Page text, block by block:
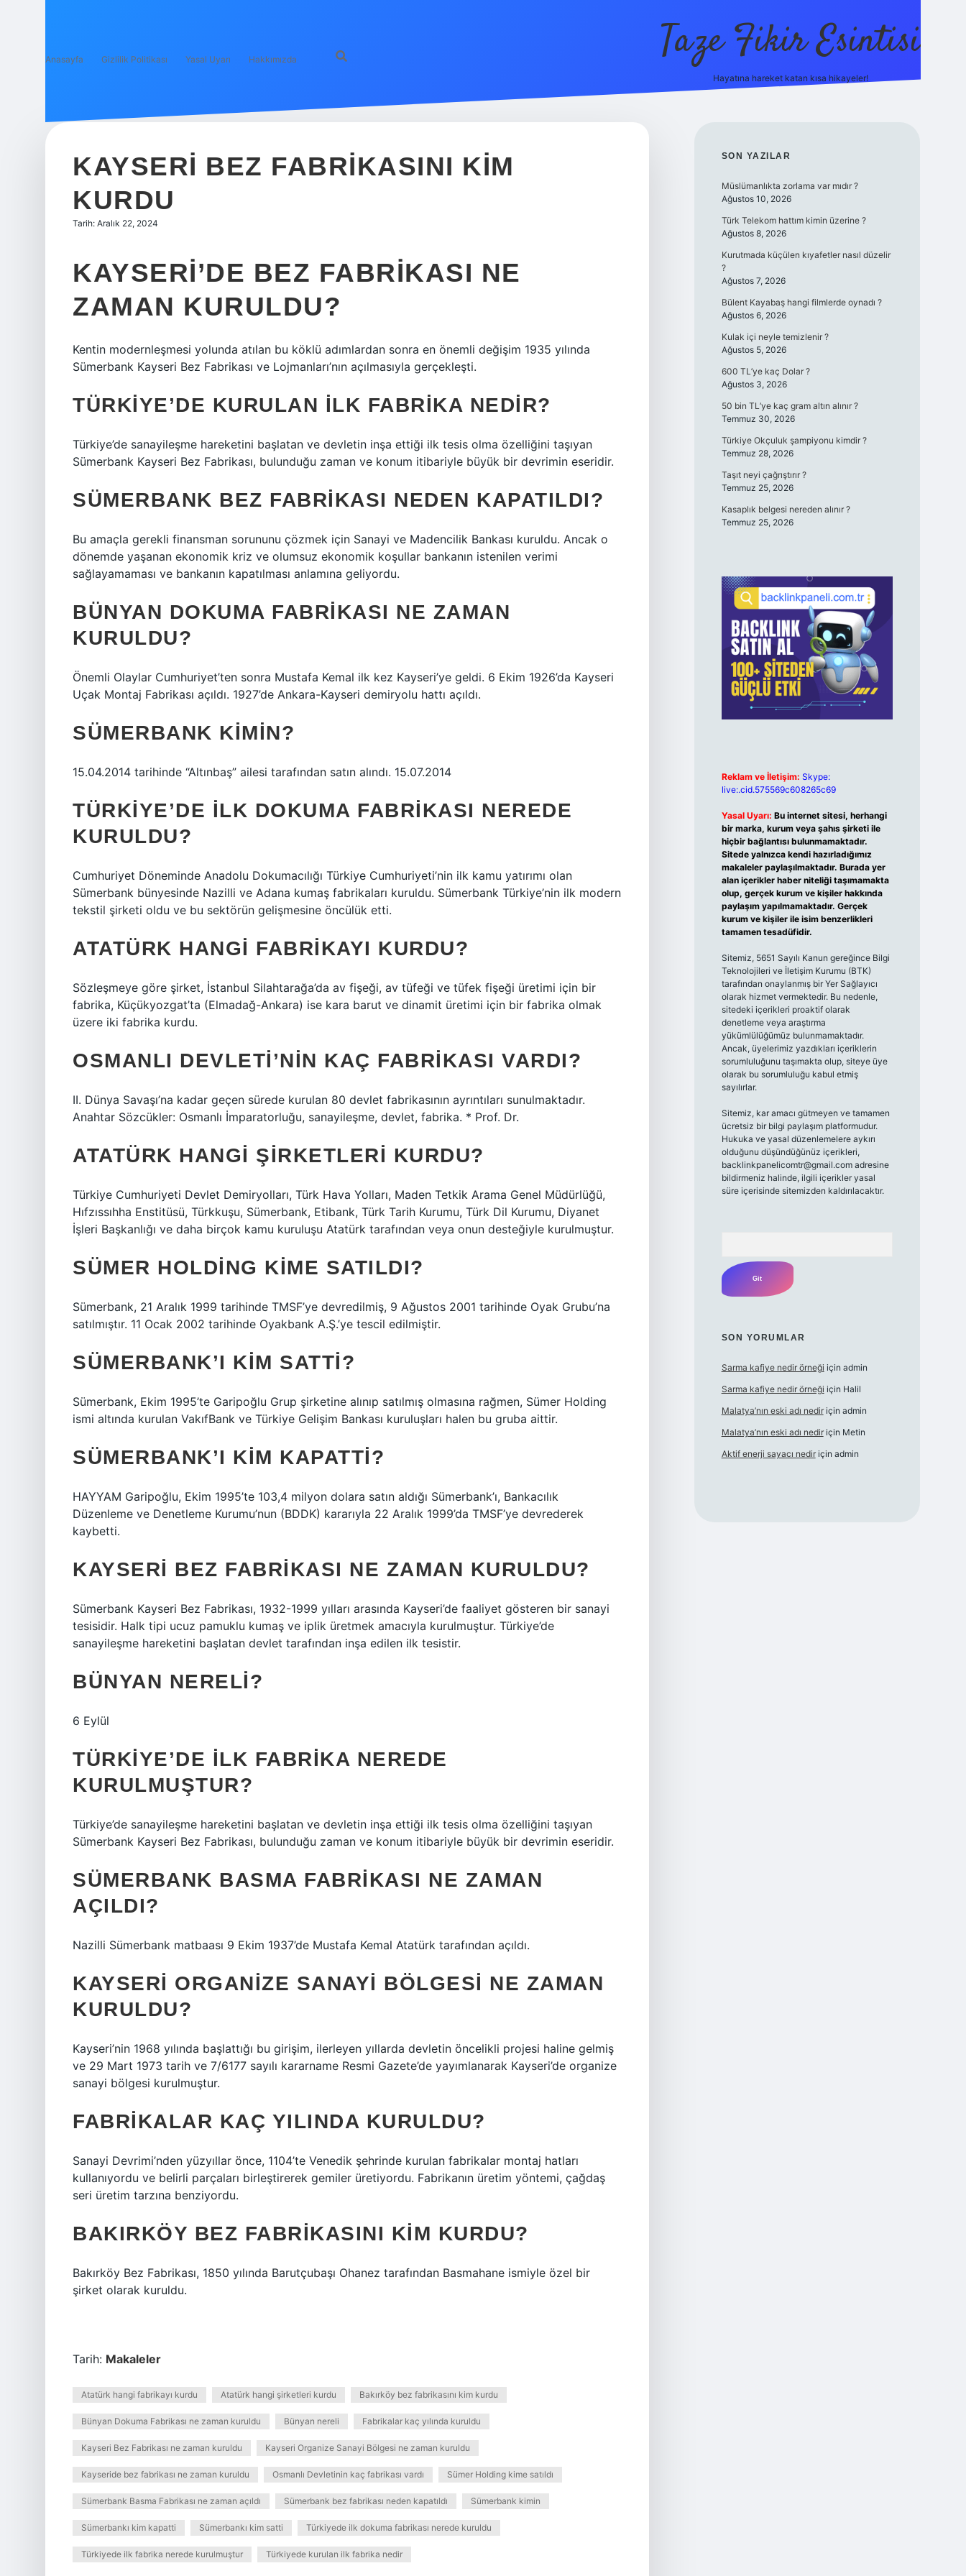
Anasayfa Gizlilik Politikası Yasal Uyarı Hakkımızda Taze Fikir Esintisi
Hayatına hareket katan kısa hikayeler!
KAYSERI BEZ FABRIKASINI KIM
KURDU
Tarih: Aralık 22, 2024
KAYSERI’DE BEZ FABRIKASI NE
ZAMAN KURULDU?
Kentin modernleşmesi yolunda atılan bu köklü adımlardan sonra en önemli değişim 1935 yılında
Sümerbank Kayseri Bez Fabrikası ve Lojmanları’nın açılmasıyla gerçekleşti.
TÜRKIYE’DE KURULAN ILK FABRIKA NEDIR?
Türkiye’de sanayileşme hareketini başlatan ve devletin inşa ettiği ilk tesis olma özelliğini taşıyan
Sümerbank Kayseri Bez Fabrikası, bulunduğu zaman ve konum itibariyle büyük bir devrimin eseridir.
SÜMERBANK BEZ FABRIKASI NEDEN KAPATILDI?
Bu amaçla gerekli finansman sorununu çözmek için Sanayi ve Madencilik Bankası kuruldu. Ancak o
dönemde yaşanan ekonomik kriz ve olumsuz ekonomik koşullar bankanın istenilen verimi
sağlayamaması ve bankanın kapatılması anlamına geliyordu.
BÜNYAN DOKUMA FABRIKASI NE ZAMAN
KURULDU?
Önemli Olaylar Cumhuriyet’ten sonra Mustafa Kemal ilk kez Kayseri’ye geldi. 6 Ekim 1926’da Kayseri
Uçak Montaj Fabrikası açıldı. 1927’de Ankara-Kayseri demiryolu hattı açıldı.
SÜMERBANK KIMIN?
15.04.2014 tarihinde “Altınbaş” ailesi tarafından satın alındı. 15.07.2014
TÜRKIYE’DE ILK DOKUMA FABRIKASI NEREDE
KURULDU?
Cumhuriyet Döneminde Anadolu Dokumacılığı Türkiye Cumhuriyeti’nin ilk kamu yatırımı olan
Sümerbank bünyesinde Nazilli ve Adana kumaş fabrikaları kuruldu. Sümerbank Türkiye’nin ilk modern
tekstil şirketi oldu ve bu sektörün gelişmesine öncülük etti.
ATATÜRK HANGI FABRIKAYI KURDU?
Sözleşmeye göre şirket, İstanbul Silahtarağa’da av fişeği, av tüfeği ve tüfek fişeği üretimi için bir
fabrika, Küçükyozgat’ta (Elmadağ-Ankara) ise kara barut ve dinamit üretimi için bir fabrika olmak
üzere iki fabrika kurdu.
OSMANLI DEVLETI’NIN KAÇ FABRIKASI VARDI?
II. Dünya Savaşı’na kadar geçen sürede kurulan 80 devlet fabrikasının ayrıntıları sunulmaktadır.
Anahtar Sözcükler: Osmanlı İmparatorluğu, sanayileşme, devlet, fabrika. * Prof. Dr.
ATATÜRK HANGI ŞIRKETLERI KURDU?
Türkiye Cumhuriyeti Devlet Demiryolları, Türk Hava Yolları, Maden Tetkik Arama Genel Müdürlüğü,
Hıfzıssıhha Enstitüsü, Türkkuşu, Sümerbank, Etibank, Türk Tarih Kurumu, Türk Dil Kurumu, Diyanet
İşleri Başkanlığı ve daha birçok kamu kuruluşu Atatürk tarafından veya onun desteğiyle kurulmuştur.
SÜMER HOLDING KIME SATILDI?
Sümerbank, 21 Aralık 1999 tarihinde TMSF’ye devredilmiş, 9 Ağustos 2001 tarihinde Oyak Grubu’na
satılmıştır. 11 Ocak 2002 tarihinde Oyakbank A.Ş.’ye tescil edilmiştir.
SÜMERBANK’I KIM SATTI?
Sümerbank, Ekim 1995’te Garipoğlu Grup şirketine alınıp satılmış olmasına rağmen, Sümer Holding
ismi altında kurulan VakıfBank ve Türkiye Gelişim Bankası kuruluşları halen bu gruba aittir.
SÜMERBANK’I KIM KAPATTI?
HAYYAM Garipoğlu, Ekim 1995’te 103,4 milyon dolara satın aldığı Sümerbank’ı, Bankacılık
Düzenleme ve Denetleme Kurumu’nun (BDDK) kararıyla 22 Aralık 1999’da TMSF’ye devrederek
kaybetti.
KAYSERI BEZ FABRIKASI NE ZAMAN KURULDU?
Sümerbank Kayseri Bez Fabrikası, 1932-1999 yılları arasında Kayseri’de faaliyet gösteren bir sanayi
tesisidir. Halk tipi ucuz pamuklu kumaş ve iplik üretmek amacıyla kurulmuştur. Türkiye’de
sanayileşme hareketini başlatan devlet tarafından inşa edilen ilk tesistir.
BÜNYAN NERELI?
6 Eylül
TÜRKIYE’DE ILK FABRIKA NEREDE
KURULMUŞTUR?
Türkiye’de sanayileşme hareketini başlatan ve devletin inşa ettiği ilk tesis olma özelliğini taşıyan
Sümerbank Kayseri Bez Fabrikası, bulunduğu zaman ve konum itibariyle büyük bir devrimin eseridir.
SÜMERBANK BASMA FABRIKASI NE ZAMAN
AÇILDI?
Nazilli Sümerbank matbaası 9 Ekim 1937’de Mustafa Kemal Atatürk tarafından açıldı.
KAYSERI ORGANIZE SANAYI BÖLGESI NE ZAMAN
KURULDU?
Kayseri’nin 1968 yılında başlattığı bu girişim, ilerleyen yıllarda devletin öncelikli projesi haline gelmiş
ve 29 Mart 1973 tarih ve 7/6177 sayılı kararname Resmi Gazete’de yayımlanarak Kayseri’de organize
sanayi bölgesi kurulmuştur.
FABRIKALAR KAÇ YILINDA KURULDU?
Sanayi Devrimi’nden yüzyıllar önce, 1104’te Venedik şehrinde kurulan fabrikalar montaj hatları
kullanıyordu ve belirli parçaları birleştirerek gemiler üretiyordu. Fabrikanın üretim yöntemi, çağdaş
seri üretim tarzına benziyordu.
BAKIRKÖY BEZ FABRIKASINI KIM KURDU?
Bakırköy Bez Fabrikası, 1850 yılında Barutçubaşı Ohanez tarafından Basmahane ismiyle özel bir
şirket olarak kuruldu.
Tarih: Makaleler
Atatürk hangi fabrikayı kurdu Atatürk hangi şirketleri kurdu Bakırköy bez fabrikasını kim kurdu
Bünyan Dokuma Fabrikası ne zaman kuruldu Bünyan nereli Fabrikalar kaç yılında kuruldu
Kayseri Bez Fabrikası ne zaman kuruldu Kayseri Organize Sanayi Bölgesi ne zaman kuruldu
Kayseride bez fabrikası ne zaman kuruldu Osmanlı Devletinin kaç fabrikası vardı Sümer Holding kime satıldı
Sümerbank Basma Fabrikası ne zaman açıldı Sümerbank bez fabrikası neden kapatıldı Sümerbank kimin
Sümerbankı kim kapatti Sümerbankı kim satti Türkiyede ilk dokuma fabrikası nerede kuruldu
Türkiyede ilk fabrika nerede kurulmuştur Türkiyede kurulan ilk fabrika nedir
SIDEBAR
SON YAZILAR
Müslümanlıkta zorlama var mıdır ?
Ağustos 10, 2026
Türk Telekom hattım kimin üzerine ?
Ağustos 8, 2026
Kurutmada küçülen kıyafetler nasıl düzelir
?
Ağustos 7, 2026
Bülent Kayabaş hangi filmlerde oynadı ?
Ağustos 6, 2026
Kulak içi neyle temizlenir ?
Ağustos 5, 2026
600 TL’ye kaç Dolar ?
Ağustos 3, 2026
50 bin TL’ye kaç gram altın alınır ?
Temmuz 30, 2026
Türkiye Okçuluk şampiyonu kimdir ?
Temmuz 28, 2026
Taşıt neyi çağrıştırır ?
Temmuz 25, 2026
Kasaplık belgesi nereden alınır ?
Temmuz 25, 2026
Reklam ve İletişim: Skype:
live:.cid.575569c608265c69
Yasal Uyarı: Bu internet sitesi, herhangi
bir marka, kurum veya şahıs şirketi ile
hiçbir bağlantısı bulunmamaktadır.
Sitede yalnızca kendi hazırladığımız
makaleler paylaşılmaktadır. Burada yer
alan içerikler haber niteliği taşımamakta
olup, gerçek kurum ve kişiler hakkında
paylaşım yapılmamaktadır. Gerçek
kurum ve kişiler ile isim benzerlikleri
tamamen tesadüfidir.
Sitemiz, 5651 Sayılı Kanun gereğince Bilgi
Teknolojileri ve İletişim Kurumu (BTK)
tarafından onaylanmış bir Yer Sağlayıcı
olarak hizmet vermektedir. Bu nedenle,
sitedeki içerikleri proaktif olarak
denetleme veya araştırma
yükümlülüğümüz bulunmamaktadır.
Ancak, üyelerimiz yazdıkları içeriklerin
sorumluluğunu taşımakta olup, siteye üye
olarak bu sorumluluğu kabul etmiş
sayılırlar.
Sitemiz, kar amacı gütmeyen ve tamamen
ücretsiz bir bilgi paylaşım platformudur.
Hukuka ve yasal düzenlemelere aykırı
olduğunu düşündüğünüz içerikleri,
backlinkpanelicomtr@gmail.comadresine
bildirmeniz halinde, ilgili içerikler yasal
süre içerisinde sitemizden kaldırılacaktır.
SON YORUMLAR
Sarma kafiye nedir örneği için admin
Sarma kafiye nedir örneği için Halil
Malatya’nın eski adı nediriçin admin
Malatya’nın eski adı nediriçin Metin
Aktif enerji sayacı nediriçin admin